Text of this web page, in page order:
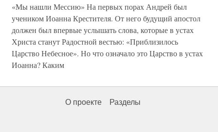
«Мы нашли Мессию» На первых порах Андрей был
учеником Иоанна Крестителя. От него будущий апостол
должен был впервые услышать слова, которые в устах
Христа станут Радостной вестью: «Приблизилось
Царство Небесное». Но что означало это Царство в устах
Иоанна? Каким
О проекте Разделы